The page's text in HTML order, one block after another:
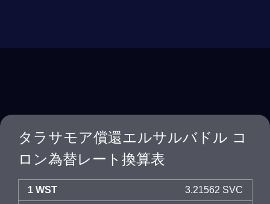
タラサモア償還エルサルバドル コ
ロン為替レート換算表
1 WST 3.21562 SVC